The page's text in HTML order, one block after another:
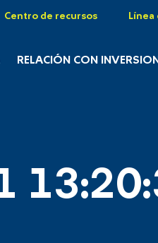
Centro de recursos Línea
RELACIÓN CON